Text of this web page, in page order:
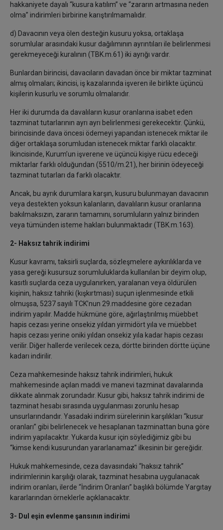
hakkaniyete dayalı “kusura katılım” ve “zararın artmasına neden
olma” indirimleri birbirine karıştırılmamalıdır.
d) Davacının veya ölen desteğin kusuru yoksa, ortaklaşa
sorumlular arasındaki kusur dağılımının ayrıntıları ile belirlenmesi
gerekmeyeceği kuralının (TBK.m.61) iki ayrığı vardır.
Bunlardan birincisi, davacıların davadan önce bir miktar tazminat
almış olmaları; ikincisi, iş kazalarında işveren ile birlikte üçüncü
kişilerin kusurlu ve sorumlu olmalarıdır.
Her iki durumda da davalıların kusur oranlarına isabet eden
tazminat tutarlarının ayrı ayrı belirlenmesi gerekecektir. Çünkü,
birincisinde dava öncesi ödemeyi yapandan istenecek miktar ile
diğer ortaklaşa sorumludan istenecek miktar farklı olacaktır.
İkincisinde, Kurum’un işverene ve üçüncü kişiye rücu edeceği
miktarlar farklı olduğundan (5510/m.21), her birinin ödeyeceği
tazminat tutarları da farklı olacaktır.
Ancak, bu ayrık durumlara karşın, kusuru bulunmayan davacının
veya destekten yoksun kalanların, davalıların kusur oranlarına
bakılmaksızın, zararın tamamını, sorumluların yalnız birinden
veya tümünden isteme hakları bulunmaktadır (TBK.m.163).
2- Haksız tahrik indirimi
Kusur kavramı, taksirli suçlarda, sözleşmelere aykırılıklarda ve
yasa gereği kusursuz sorumluluklarda kullanılan bir deyim olup,
kasıtlı suçlarda ceza uygulanırken, yaralanan veya öldürülen
kişinin, haksız tahriki (kışkırtması) suçun işlenmesinde etkili
olmuşsa, 5237 sayılı TCK’nun 29.maddesine göre cezadan
indirim yapılır. Madde hükmüne göre, ağırlaştırılmış müebbet
hapis cezası yerine onsekiz yıldan yirmidört yıla ve müebbet
hapis cezası yerine oniki yıldan onsekiz yıla kadar hapis cezası
verilir. Diğer hallerde verilecek ceza, dörtte birinden dörtte üçüne
kadarı indirilir.
Ceza mahkemesinde haksız tahrik indirimleri, hukuk
mahkemesinde açılan maddi ve manevi tazminat davalarında
dikkate alınmak zorundadır. Kusur gibi, haksız tahrik indirimi de
tazminat hesabı sırasında uygulanması zorunlu hesap
unsurlarındandır. Yasadaki indirim sürelerinin karşılıkları “kusur
oranları” gibi belirlenecek ve hesaplanan tazminattan buna göre
indirim yapılacaktır. Yukarda kusur için söylediğimiz gibi bu
“kimse kendi kusurundan yararlanamaz” ilkesinin bir gereğidir.
Hukuk mahkemesinde, ceza davasındaki “haksız tahrik”
indirimlerinin karşılığı olarak, tazminat hesabına uygulanacak
indirim oranları, ilerde “İndirim Oranları” başlıklı bölümde Yargıtay
kararlarından örneklerle açıklanacaktır.
3- Dul eşin evlenme şansının indirimi